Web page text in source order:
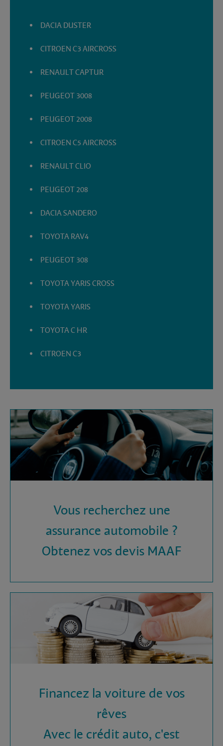
DACIA DUSTER
CITROEN C3 AIRCROSS
RENAULT CAPTUR
PEUGEOT 3008
PEUGEOT 2008
CITROEN C5 AIRCROSS
RENAULT CLIO
PEUGEOT 208
DACIA SANDERO
TOYOTA RAV4
PEUGEOT 308
TOYOTA YARIS CROSS
TOYOTA YARIS
TOYOTA C HR
CITROEN C3
Vous recherchez une
assurance automobile ?
Obtenez vos devis MAAF
Financez la voiture de vos
rêves
Avec le crédit auto, c'est